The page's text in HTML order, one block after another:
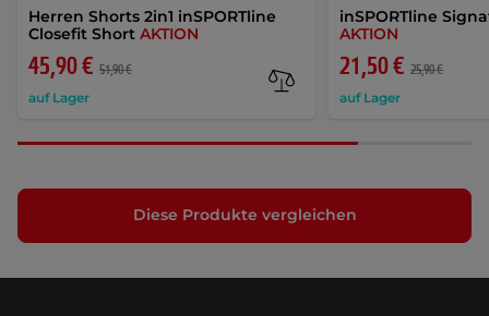
Herren Shorts 2in1 inSPORTline
Closefit Short AKTION
45,90 € 51,90 €
auf Lager
inSPORTline
AKTION
21,50 € 25,90 €
auf Lager
Diese Produkte vergleichen